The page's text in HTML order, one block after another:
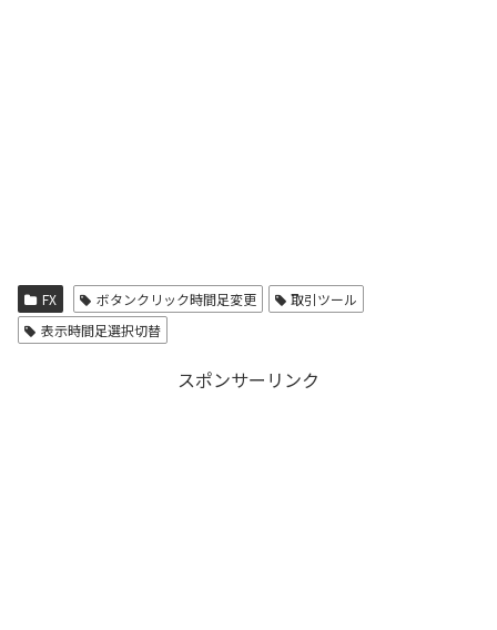
FX ボタンクリック時間足変更
取引ツール
表示時間足選択切替
スポンサーリンク